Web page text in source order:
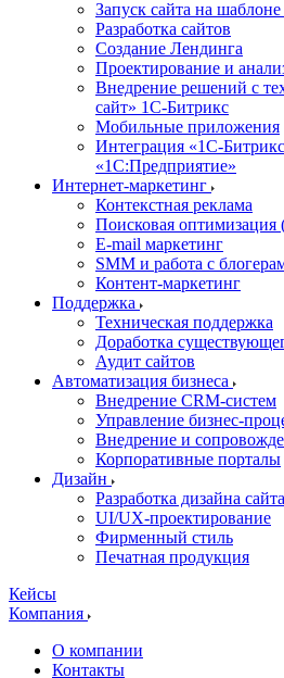
Запуск сайта на
Разработка сайтов
Создание Лендинга
Проектирование и
Внедрение решений с
сайт» 1С-Битрикс
Мобильные приложения
Интеграция «1С-
«1С:Предприятие»
Интернет-маркетинг
Контекстная реклама
Поисковая оптимизация
E-mail маркетинг
SMM и работа с
Контент-маркетинг
Поддержка
Техническая поддержка
Доработка
Аудит сайтов
Автоматизация бизнеса
Внедрение CRM-систем
Управление бизнес-
Внедрение и
Корпоративные порталы
Дизайн
Разработка дизайна сайта
UI/UX-проектирование
Фирменный стиль
Печатная продукция
Кейсы
Компания
О компании
Контакты